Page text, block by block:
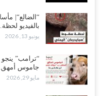
“الضالع“|
بالفيديو
يونيو 13, 2026
“ترامب” ينجو
جاموس
مايو 29, 2026